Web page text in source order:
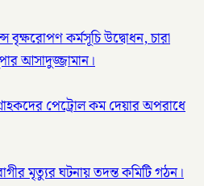
বৃক্ষরোপণ কর্মসূচি উদ্বোধন, চারা
আসাদুজ্জামান।
পেট্রোল কম দেয়ার অপরাধে
মৃত্যুর ঘটনায় তদন্ত কমিটি গঠন।